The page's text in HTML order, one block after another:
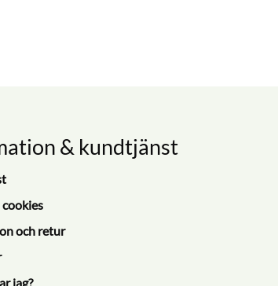
& kundtjänst
och retur
jag?